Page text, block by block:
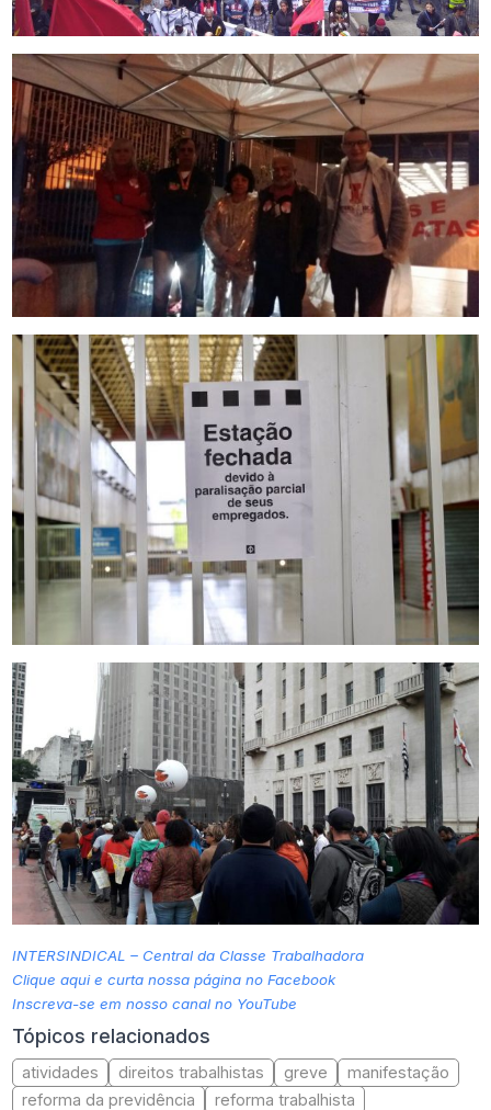
INTERSINDICAL – Central da Classe Trabalhadora
Clique aqui e curta nossa página no Facebook
Inscreva-se em nosso canal no YouTube
Tópicos relacionados
atividades direitos trabalhistas greve
manifestação
reforma da previdência
reforma trabalhista